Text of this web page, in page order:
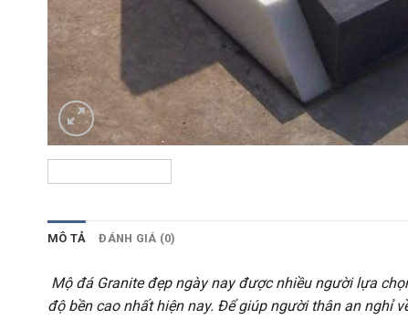
MÔ TẢ ĐÁNH GIÁ (0)
Mộ đá Granite đẹp ngày nay được nhiều người lựa
độ bền cao nhất hiện nay. Để giúp người thân an nghỉ